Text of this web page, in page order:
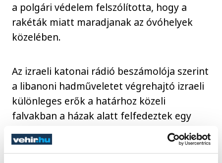
a polgári védelem felszólította, hogy a
rakéták miatt maradjanak az óvóhelyek
közelében.
Az izraeli katonai rádió beszámolója szerint
a libanoni hadműveletet végrehajtó izraeli
különleges erők a határhoz közeli
falvakban a házak alatt felfedeztek egy
olyan alagútrendszert és katonai
létesítményeket, amelyek a Gázai
övezetiekhez hasonlók. Izrael gyanúja